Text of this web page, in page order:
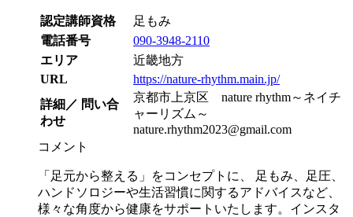
認定講師資格
足もみ
電話番号
090-3948-2110
エリア
近畿地方
URL
https://nature-rhythm.main.jp/
詳細／ 問い合
わせ
京都市上京区 nature rhythm～ネイチ
ャーリズム～
nature.rhythm2023@gmail.com
コメント
「足元から整える」をコンセプトに、 足もみ、足圧、
ハンドソロジーや生活習慣に関するアドバイスなど、
様々な角度から健康をサポートいたします。インスタ